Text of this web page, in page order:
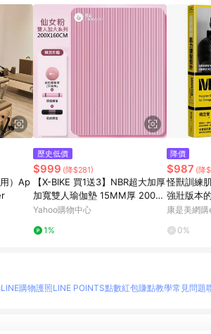
）Ap
歷史低價
$999 (降$281)
【X-BIKE 買1送3】NBR超大加厚
加寬雙人瑜伽墊 15MM厚 200×1
60CM 瑜珈墊/地墊 SGS認證 N2
公分皮拉提斯球)
Yahoo購物中心
1%
降價
$987 (降
怪獸訓練
強壯版本
康是美網
0%
LINE購物護照LINE POINTS點數紅包賺點教學常見問題